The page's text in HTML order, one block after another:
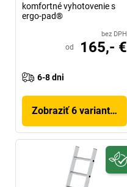
komfortné vyhotovenie s
ergo-pad®
bez DPH
od 165,- €
6-8 dni
Zobraziť 6 variantov